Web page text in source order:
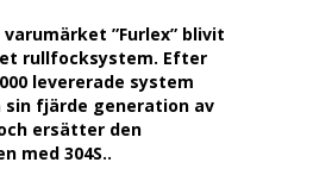
”Furlex” blivit
rullfocksystem. Efter
levererade system
sin fjärde generation av
ersätter den
med 304S..